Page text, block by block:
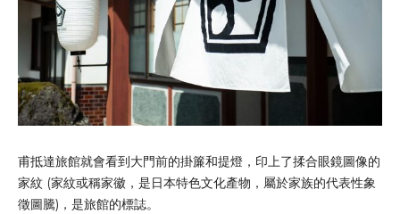
甫抵達旅館就會看到大門前的掛簾和提燈，印上了揉合眼鏡圖像的
家紋 (家紋或稱家徽，是日本特色文化產物，屬於家族的代表性象
徵圖騰)，是旅館的標誌。